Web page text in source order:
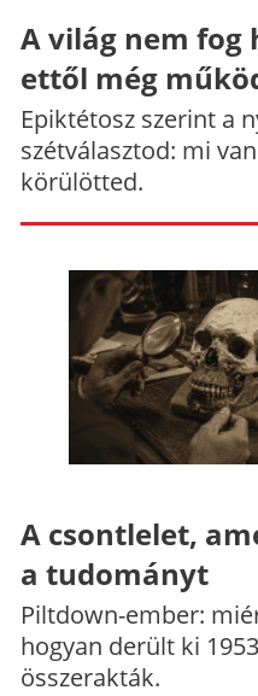
A világ nem fog
ettől még
Epiktétosz szerint a
szétválasztod: mi
körülötted.
A csontlelet,
a tudományt
Piltdown-ember:
hogyan derült ki
összerakták.